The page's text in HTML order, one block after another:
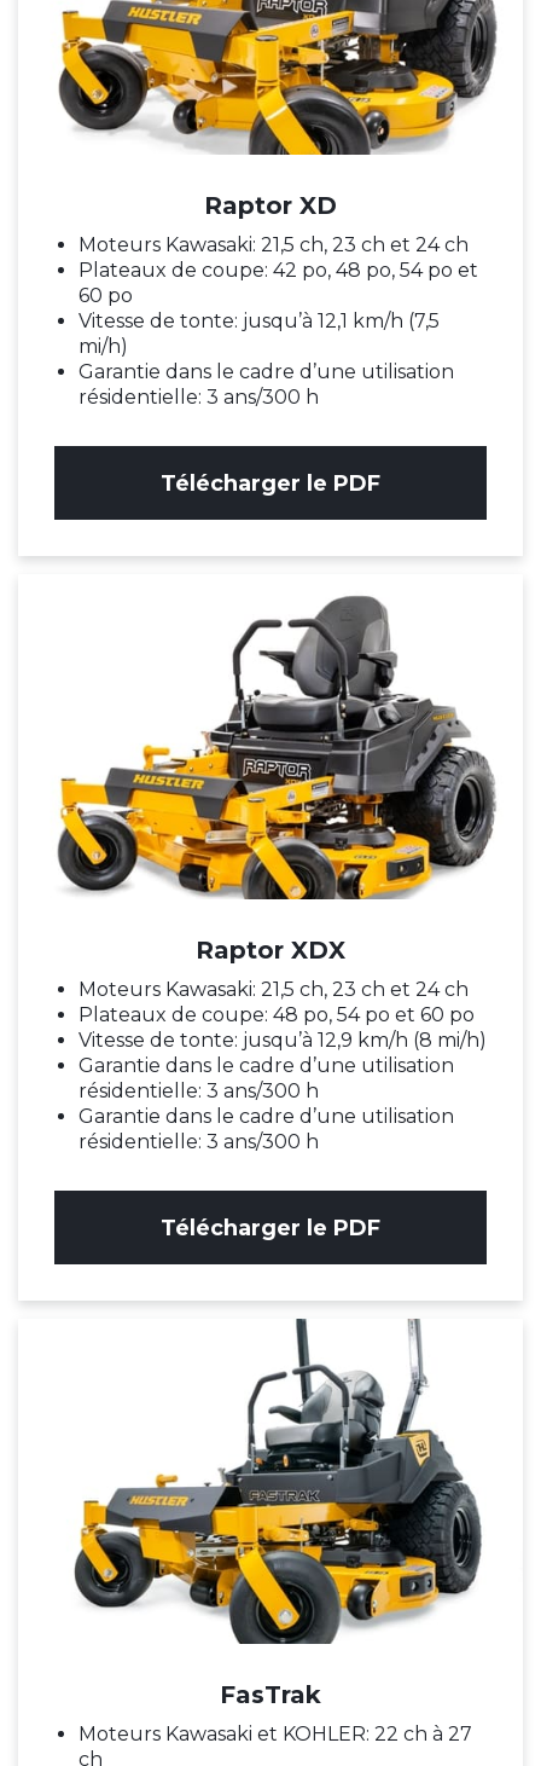
Raptor XD
Moteurs Kawasaki: 21,5 ch, 23 ch et 24 ch
Plateaux de coupe: 42 po, 48 po, 54 po et
60 po
Vitesse de tonte: jusqu’à 12,1 km/h (7,5
mi/h)
Garantie dans le cadre d’une utilisation
résidentielle: 3 ans/300 h
Télécharger le PDF
Raptor XDX
Moteurs Kawasaki: 21,5 ch, 23 ch et 24 ch
Plateaux de coupe: 48 po, 54 po et 60 po
Vitesse de tonte: jusqu’à 12,9 km/h (8 mi/h)
Garantie dans le cadre d’une utilisation
résidentielle: 3 ans/300 h
Garantie dans le cadre d’une utilisation
résidentielle: 3 ans/300 h
Télécharger le PDF
FasTrak
Moteurs Kawasaki et KOHLER: 22 ch à 27
ch